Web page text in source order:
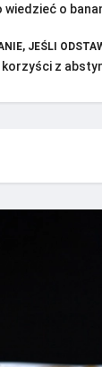
wiedzieć o
JEŚLI
korzyści z